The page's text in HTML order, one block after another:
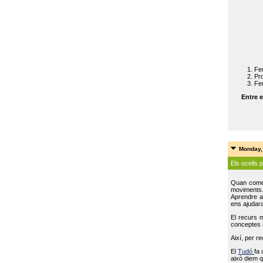
Entre
Els ocells
Quan
Aprendre
ens
El recurs
conceptes
Així, per
ElTudófa
això diem